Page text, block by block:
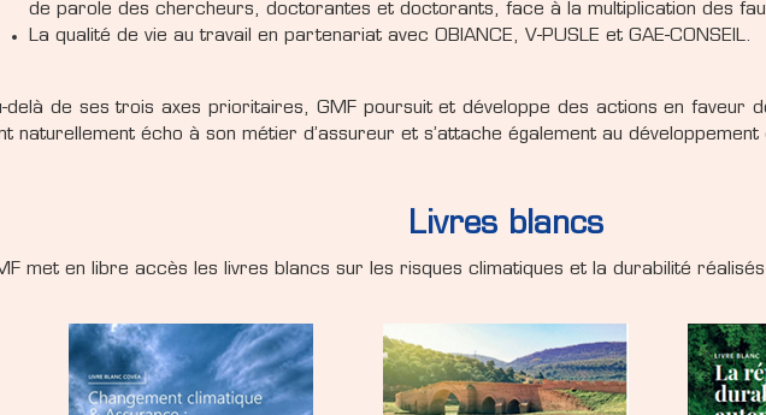
de parole des chercheurs, doctorantes et doctorants, face à la multiplication des
La qualité de vie au travail en partenariat avec OBIANCE, V-PUSLE et GAE-CONSEIL.
delà de ses trois axes prioritaires, GMF poursuit et développe des actions en faveur
naturellement écho à son métier d’assureur et s’attache également au
Livres blancs
met en libre accès les livres blancs sur les risques climatiques et la durabilité